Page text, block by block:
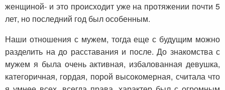
женщиной- и это происходит уже на протяжении почти 5
лет, но последний год был особенным.
Наши отношения с мужем, тогда еще с будущим можно
разделить на до расставания и после. До знакомства с
мужем я была очень активная, избалованная девушка,
категоричная, гордая, порой высокомерная, считала что